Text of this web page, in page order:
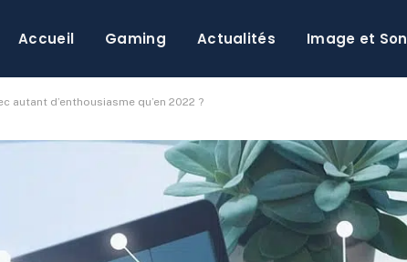
Accueil Gaming Actualités Image et Son
autant d’enthousiasme qu’en 2022 ?